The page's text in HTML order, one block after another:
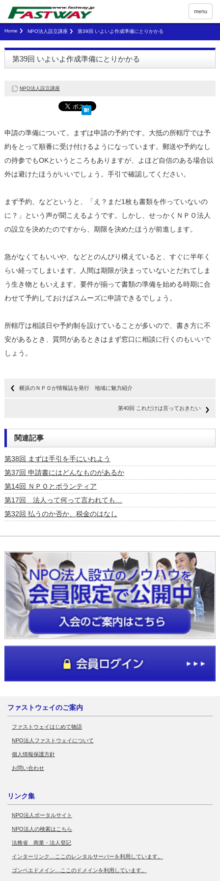
menu
Home NPO法人設立講座 第39回 いよいよ作成準備にとりかかる
第39回 いよいよ作成準備にとりかかる
NPO法人設立講座
申請の準備について。まずは申請の予約です。大抵の所轄庁では予
約をとって順番に受け付けるようになっています。郵送や予約なし
の持参でもOKというところもありますが、よほど自信のある場合以
外は避けたほうがいいでしょう。手引で確認してください。
まず予約、などというと、「え？まだ1枚も書類を作っていないの
に？」という声が聞こえるようです。しかし、せっかくＮＰＯ法人
の設立を決めたのですから、期限を決めたほうが前進します。
急がなくてもいいや、などとのんびり構えていると、すぐに半年く
らい経ってしまいます。人間は期限が決まっていないとだれてしま
う生き物ともいえます。要件が揃って書類の準備を始める時期に合
わせて予約しておけばスムーズに申請できるでしょう。
所轄庁は相談日や予約制を設けていることが多いので、書き方に不
安があるとき、質問があるときはまず窓口に相談に行くのもいいで
しょう。
横浜のＮＰＯが情報誌を発行 地域に魅力紹介
第40回 これだけは言っておきたい
関連記事
第38回 まずは手引を手にいれよう
第37回 申請書にはどんなものがあるか
第14回 ＮＰＯとボランティア
第17回 法人って何って言われても…
第32回 払うのか否か、税金のはなし
ファストウェイのご案内
ファストウェイはじめて物語
NPO法人ファストウェイについて
個人情報保護方針
お問い合わせ
リンク集
NPO法人ポータルサイト
NPO法人の検索はこちら
法務省 商業・法人登記
インターリンク…ここのレンタルサーバーを利用しています。
ゴンベエドメイン…ここのドメインを利用しています。